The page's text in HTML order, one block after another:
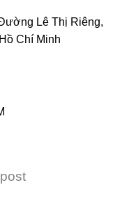
Lê Thị Riêng,
Chí Minh